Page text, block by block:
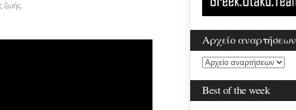
ζωής.
Αρχείο αναρτήσεων
Best of the week